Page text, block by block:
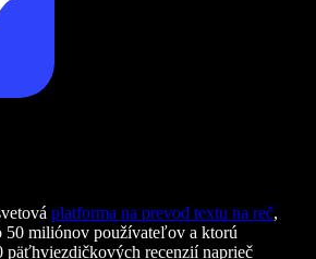
platforma na prevod textu na reč,
50 miliónov používateľov a ktorú
päťhviezdičkových recenzií naprieč